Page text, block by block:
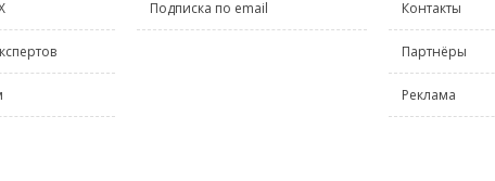
Подписка по email Контакты
Партнёры
Реклама